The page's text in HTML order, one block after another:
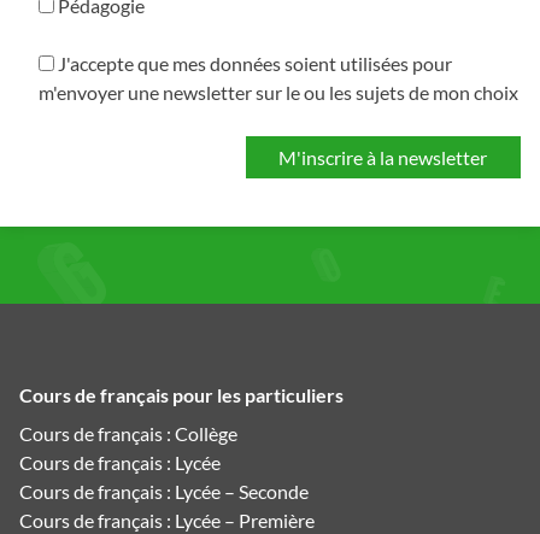
Pédagogie
J'accepte que mes données soient utilisées pour
m'envoyer une newsletter sur le ou les sujets de mon choix
Cours de français pour les particuliers
Cours de français : Collège
Cours de français : Lycée
Cours de français : Lycée – Seconde
Cours de français : Lycée – Première